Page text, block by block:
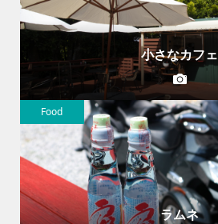
小さなカフェ
ラムネ
Food